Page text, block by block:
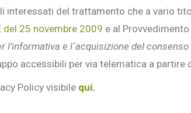
interessati del trattamento che a vario
25 novembre 2009 e al
e l´acquisizione del consenso
accessibili per via telematica a partire
Policy visibile qui.